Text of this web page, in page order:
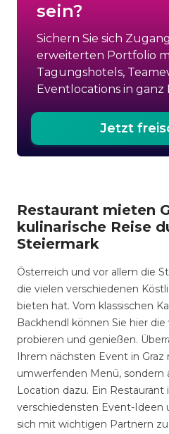
sein?
Sichern Sie sich
erweiterten Portfolio
Tagungshotels,
Eventlocations in ganz
Jetzt
Restaurant mieten
kulinarische Reise
Steiermark
Österreich und vor allem die
die vielen verschiedenen
bieten hat. Vom klassischen
Backhendl können Sie hier
probieren und genießen.
Ihrem nächsten Event in
umwerfenden Menü, sondern
Location dazu. Ein Restaurant
verschiedensten Event-Ideen
sich mit wichtigen Partnern